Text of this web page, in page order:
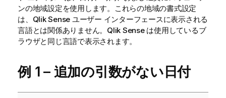
ンの地域設定を使用します。これらの地域の書式設定
は、 Qlik Sense ユーザー インターフェースに表示される
言語とは関係ありません。 Qlik Senseは使用しているブ
ラウザと同じ言語で表示されます。
例 1 – 追加の引数がない日付